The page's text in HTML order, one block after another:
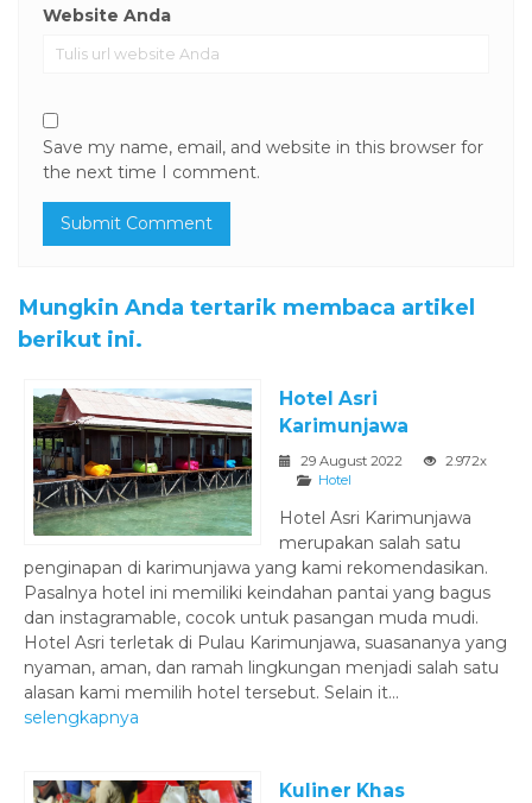
Website Anda
Save my name, email, and website in this browser for
the next time I comment.
Mungkin Anda tertarik membaca artikel
berikut ini.
Hotel Asri
Karimunjawa
29 August 2022
2.972x
Hotel
Hotel Asri Karimunjawa
merupakan salah satu
penginapan di karimunjawa yang kami rekomendasikan.
Pasalnya hotel ini memiliki keindahan pantai yang bagus
dan instagramable, cocok untuk pasangan muda mudi.
Hotel Asri terletak di Pulau Karimunjawa, suasananya yang
nyaman, aman, dan ramah lingkungan menjadi salah satu
alasan kami memilih hotel tersebut. Selain it...
selengkapnya
Kuliner Khas